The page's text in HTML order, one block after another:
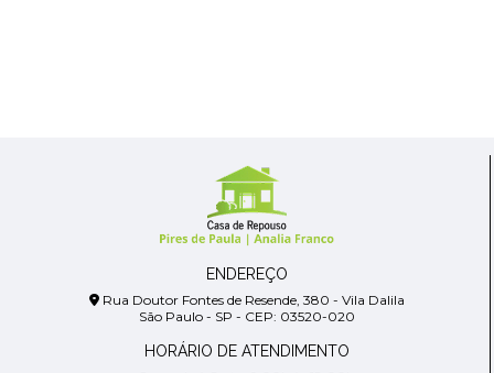
ENDEREÇO
Rua Doutor Fontes de Resende, 380 - Vila Dalila
São Paulo - SP - CEP: 03520-020
HORÁRIO DE ATENDIMENTO